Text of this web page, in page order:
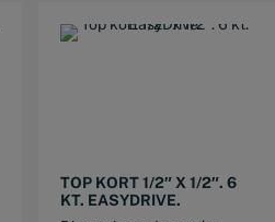
TOP KORT 1/2″ X 1/2″. 6
KT. EASYDRIVE.